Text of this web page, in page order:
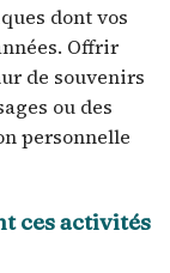
dont vos
Offrir
de souvenirs
ou des
personnelle
ces activités